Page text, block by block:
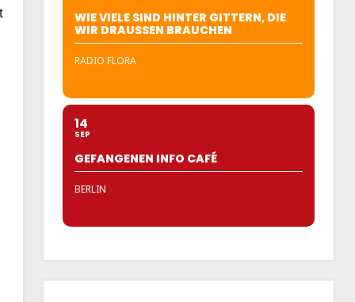
WIE VIELE SIND HINTER GITTERN, DIE
WIR DRAUSSEN BRAUCHEN
RADIO FLORA
14
SEP
GEFANGENEN INFO CAFÉ
BERLIN